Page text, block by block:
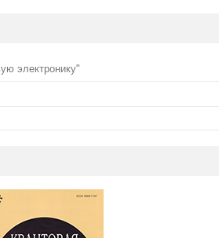
электронику"